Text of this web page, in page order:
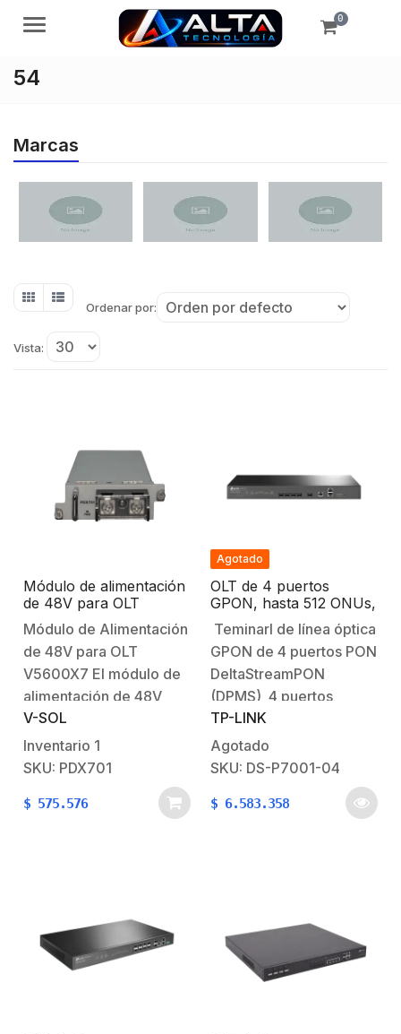
Menú 0
54
Marcas
Ordenar por:
Vista:
Módulo de alimentación
de 48V para OLT
V5600X7
Módulo de Alimentación
de 48V para OLT
V5600X7 El módulo de
alimentación de 48V
está diseñado
específicamente para la
OLT V5600X7,
fuente de energía
una fácil instalación,
mantenimiento y
reemplazo en caliente,
V-SOL
Inventario 1
SKU: PDX701
$ 575.576
Agotado
OLT de 4 puertos
GPON, hasta 512 ONUs,
1 Gigabit RJ45, 1
puertos SFP+, Fuentes
redundantes AC- DC
(incluidas)
Teminarl de línea óptica
GPON de 4 puertos PON
DeltaStreamPON
(DPMS) 4 puertos
GPON: admite una
relación de división de
1:128 para cada puerto,
dispositivo.Puertos de
enlace ascendente…
TP-LINK
Agotado
SKU: DS-P7001-04
$ 6.583.358